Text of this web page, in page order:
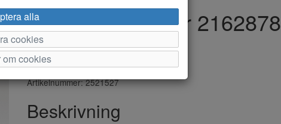
The Monte Dollar 2162878
Skinnplånbok
Varumärke: The Monte
Artikelnummer: 2521527
Beskrivning
alla
cookies
om cookies